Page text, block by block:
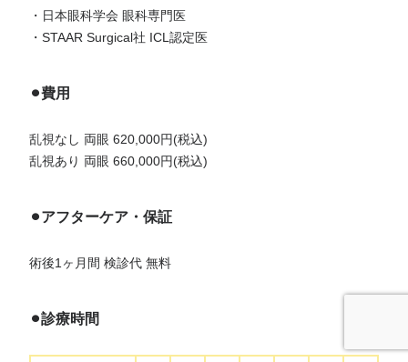
・日本眼科学会 眼科専門医
・STAAR Surgical社 ICL認定医
⚫︎費用
乱視なし 両眼 620,000円(税込)
乱視あり 両眼 660,000円(税込)
⚫︎アフターケア・保証
術後1ヶ月間 検診代 無料
⚫︎診療時間